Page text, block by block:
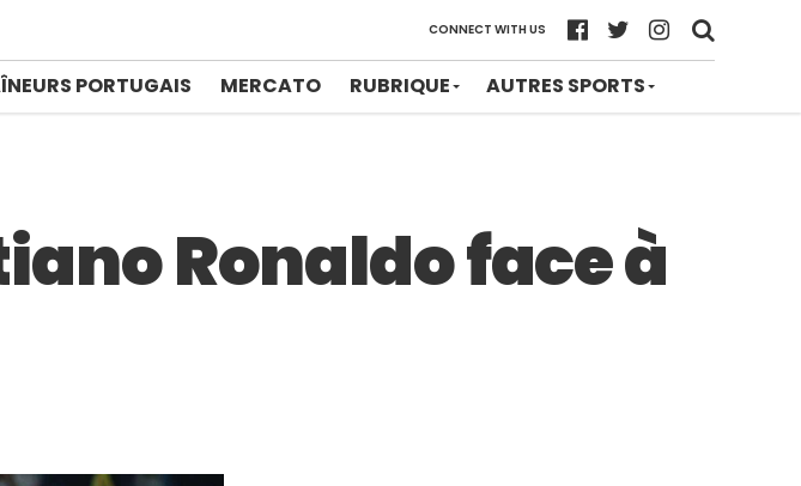
CONNECT WITH US
PORTUGAIS MERCATO RUBRIQUE AUTRES SPORTS
Ronaldo face à